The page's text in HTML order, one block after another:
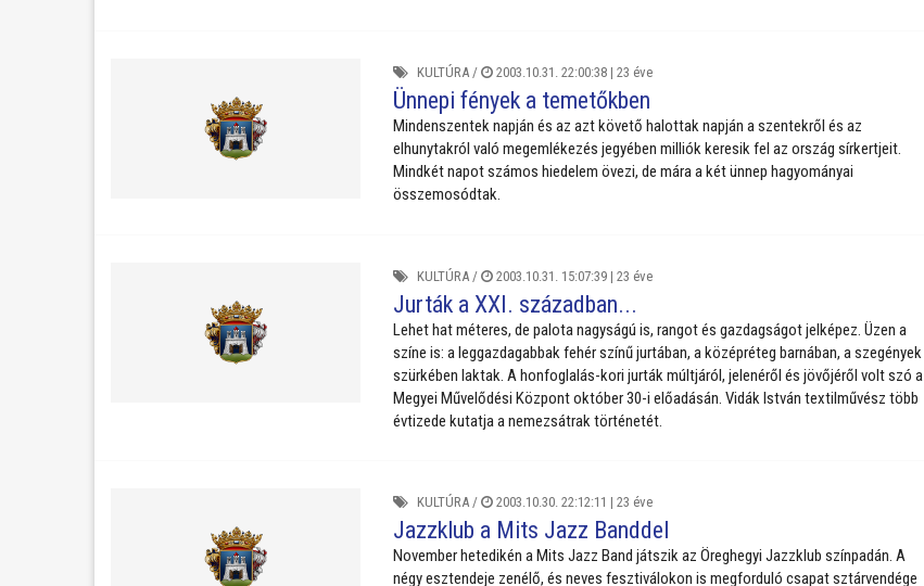
KULTÚRA/ 2003.10.31. 22:00:38 | 23 éve
Ünnepi fények a temetőkben
Mindenszentek napján és az azt követő halottak napján a szentekről és az
elhunytakról való megemlékezés jegyében milliók keresik fel az ország sírkertjeit.
Mindkét napot számos hiedelem övezi, de mára a két ünnep hagyományai
összemosódtak.
KULTÚRA/ 2003.10.31. 15:07:39 | 23 éve
Jurták a XXI. században...
Lehet hat méteres, de palota nagyságú is, rangot és gazdagságot jelképez. Üzen a
színe is: a leggazdagabbak fehér színű jurtában, a középréteg barnában, a szegények
szürkében laktak. A honfoglalás-kori jurták múltjáról, jelenéről és jövőjéről volt szó a
Megyei Művelődési Központ október 30-i előadásán. Vidák István textilművész több
évtizede kutatja a nemezsátrak történetét.
KULTÚRA/ 2003.10.30. 22:12:11 | 23 éve
Jazzklub a Mits Jazz Banddel
November hetedikén a Mits Jazz Band játszik az Öreghegyi Jazzklub színpadán. A
négy esztendeje zenélő, és neves fesztiválokon is megforduló csapat sztárvendége